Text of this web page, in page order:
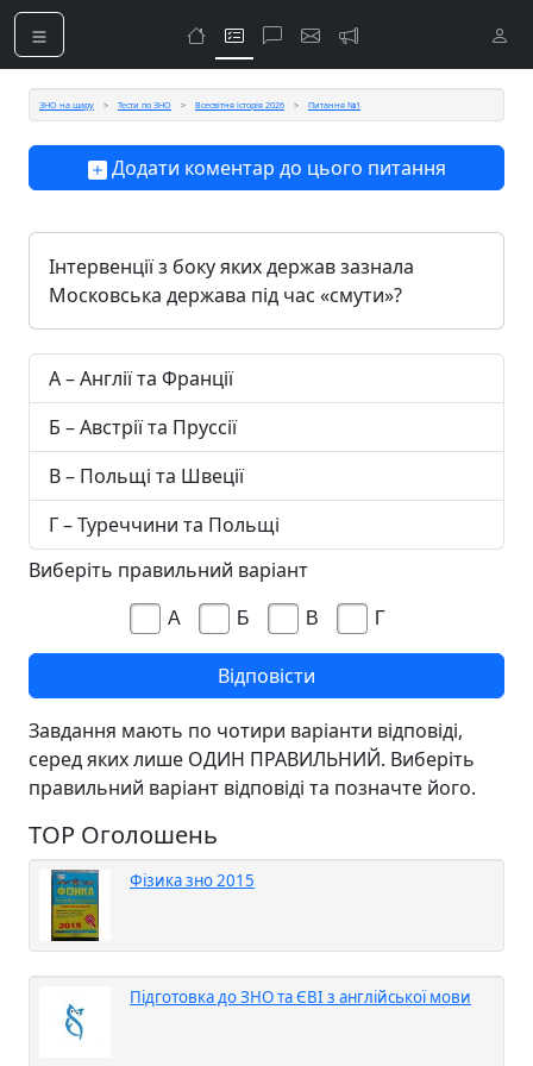
ЗНО на шару Тести по ЗНО Всесвітня історія 2026 Питання №1
Додати коментар до цього питання
Інтервенції з боку яких держав зазнала
Московська держава під час «смути»?
А – Англії та Франції
Б – Австрії та Пруссії
В – Польщі та Швеції
Г – Туреччини та Польщі
Виберіть правильний варіант
А Б В Г
Завдання мають по чотири варіанти відповіді,
серед яких лише ОДИН ПРАВИЛЬНИЙ. Виберіть
правильний варіант відповіді та позначте його.
TOP Оголошень
Фізика зно 2015
Підготовка до ЗНО та ЄВІ з англійської мови